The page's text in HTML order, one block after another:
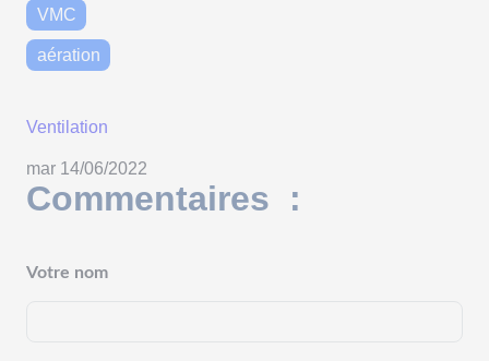
VMC
aération
Ventilation
mar 14/06/2022
Commentaires :
Votre nom